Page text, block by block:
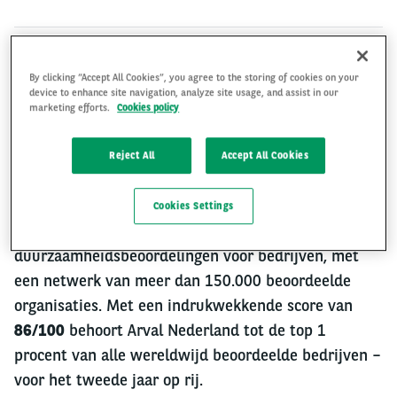
Houten, 12 juni 2025– Arval BNP Paribas (Arval),
wereldwijd leider op het gebied van
de hoogste erkenning gekregen op het EcoVadis
. Ecovadis wordt wereldwijd erkend
als een toonaangevende leverancier van
duurzaamheidsbeoordelingen voor bedrijven, met
een netwerk van meer dan 150.000 beoordeelde
organisaties. Met een indrukwekkende score van
86/100 behoort Arval Nederland tot de top 1
procent van alle wereldwijd beoordeelde bedrijven –
voor het tweede jaar op rij.
By clicking “Accept All Cookies”, you agree to the storing of cookies on your
device to enhance site navigation, analyze site usage, and assist in our
marketing efforts.
Cookies policy
Reject All Accept All Cookies
Cookies Settings